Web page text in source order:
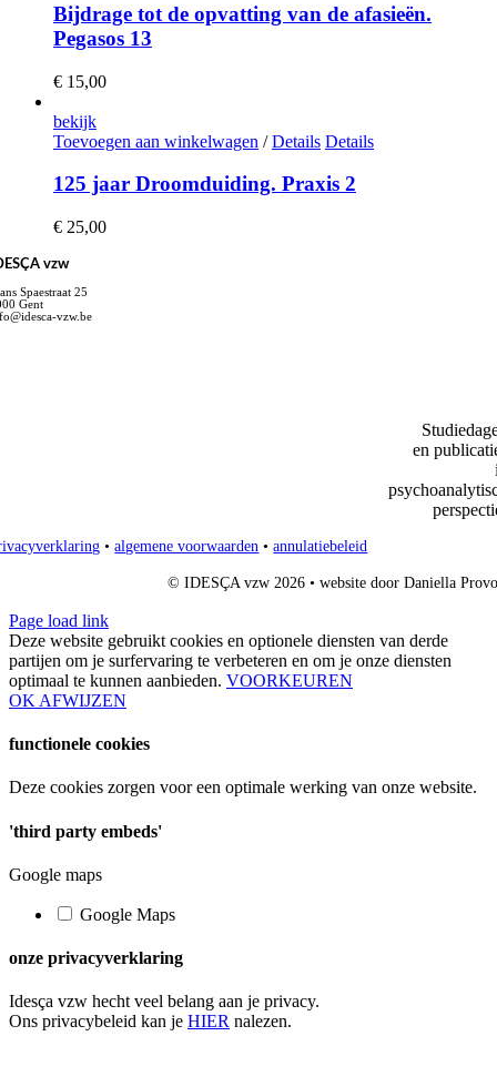
Bijdrage tot de opvatting van de afasieën.
Pegasos 13
€ 15,00
bekijk
Toevoegen aan winkelwagen / Details Details
125 jaar Droomduiding. Praxis 2
€ 25,00
vzw
Spaestraat 25
Gent
vzw.be
en
•algemene voorwaarden •annulatiebeleid
© IDESÇA vzw 2026 • website door Daniella
Page load link
Deze website gebruikt cookies en optionele diensten van derde
partijen om je surfervaring te verbeteren en om je onze diensten
optimaal te kunnen aanbieden. VOORKEUREN
OK AFWIJZEN
functionele cookies
Deze cookies zorgen voor een optimale werking van onze website.
'third party embeds'
Google maps
Google Maps
onze privacyverklaring
Idesça vzw hecht veel belang aan je privacy.
Ons privacybeleid kan je HIER nalezen.